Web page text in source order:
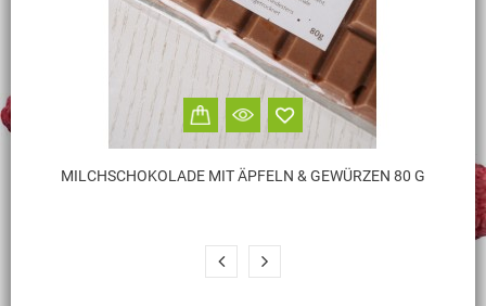
MILCHSCHOKOLADE MIT ÄPFELN & GEWÜRZEN 80 G